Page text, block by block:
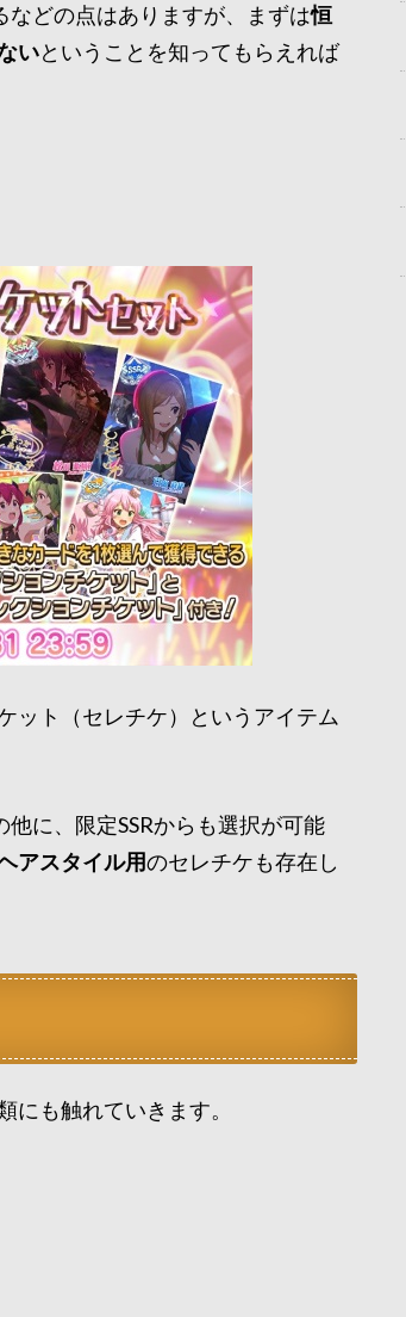
などの点はありますが、まずは恒
いということを知ってもらえれば
ット（セレチケ）というアイテム
他に、限定SSRからも選択が可能
アスタイル用のセレチケも存在し
も触れていきます。